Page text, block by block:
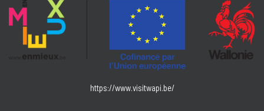
https://www.visitwapi.be/